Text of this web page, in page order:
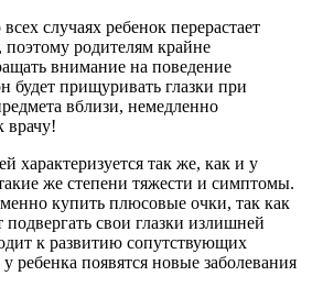
случаях ребенок перерастает
поэтому родителям крайне
внимание на поведение
будет прищуривать глазки при
вблизи, немедленно
врачу!
характеризуется так же, как и у
же степени тяжести и симптомы.
купить плюсовые очки, так как
подвергать свои глазки излишней
к развитию сопутствующих
ребенка появятся новые заболевания